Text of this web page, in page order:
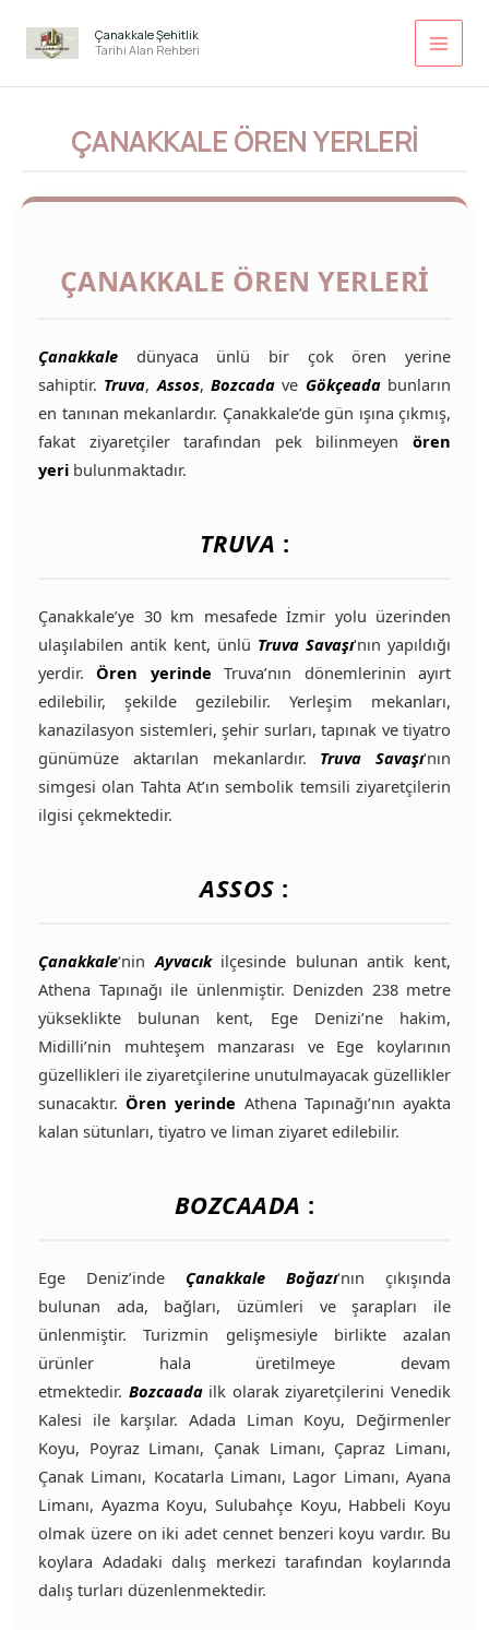
atla
Çanakkale Şehitlik
Tarihi Alan Rehberi
ÇANAKKALE ÖREN YERLERI
ÇANAKKALE ÖREN YERLERI
Çanakkale dünyaca ünlü bir çok ören yerine
sahiptir. Truva,Assos,Bozcada ve Gökçeadabunların
en tanınan mekanlardır. Çanakkale’de gün ışına çıkmış,
fakat ziyaretçiler tarafından pek bilinmeyen ören
yeri bulunmaktadır.
TRUVA :
Çanakkale’ye 30 km mesafede İzmir yolu üzerinden
ulaşılabilen antik kent, ünlü Truva Savaşı‘nın yapıldığı
yerdir.Ören yerinde Truva’nın dönemlerinin ayırt
edilebilir, şekilde gezilebilir. Yerleşim mekanları,
kanazilasyon sistemleri, şehir surları, tapınak ve tiyatro
günümüze aktarılan mekanlardır. Truva Savaşı‘nın
simgesi olan Tahta At’ın sembolik temsili ziyaretçilerin
ilgisi çekmektedir.
ASSOS :
Çanakkale‘ninAyvacıkilçesinde bulunan antik kent,
Athena Tapınağı ile ünlenmiştir. Denizden 238 metre
yükseklikte bulunan kent, Ege Denizi’ne hakim,
Midilli’nin muhteşem manzarası ve Ege koylarının
güzellikleri ile ziyaretçilerine unutulmayacak güzellikler
sunacaktır.Ören yerinde Athena Tapınağı’nın ayakta
kalan sütunları, tiyatro ve liman ziyaret edilebilir.
BOZCAADA :
Ege Deniz’inde Çanakkale Boğazı‘nın çıkışında
bulunan ada, bağları, üzümleri ve şarapları ile
ünlenmiştir. Turizmin gelişmesiyle birlikte azalan
ürünler hala üretilmeye devam
etmektedir. Bozcaadailk olarak ziyaretçilerini Venedik
Kalesi ile karşılar. Adada Liman Koyu, Değirmenler
Koyu, Poyraz Limanı, Çanak Limanı, Çapraz Limanı,
Çanak Limanı, Kocatarla Limanı, Lagor Limanı, Ayana
Limanı, Ayazma Koyu, Sulubahçe Koyu, Habbeli Koyu
olmak üzere on iki adet cennet benzeri koyu vardır. Bu
koylara Adadaki dalış merkezi tarafından koylarında
dalış turları düzenlenmektedir.